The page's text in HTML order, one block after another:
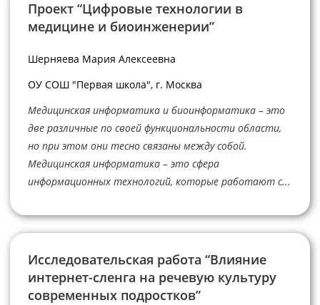
Проект “Цифровые технологии в
медицине и биоинженерии”
Шерняева Мария Алексеевна
ОУ СОШ "Первая школа", г. Москва
Медицинская информатика и биоинформатика – это
две различные по своей функциональности области,
но при этом они тесно связаны между собой.
Медицинская информатика – это сфера
информационных технологий, которые работают с...
Исследовательская работа “Влияние
интернет-сленга на речевую культуру
современных подростков”